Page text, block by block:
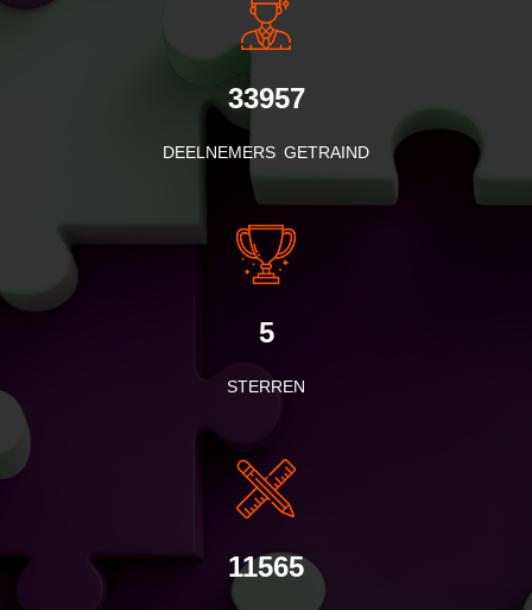
33957
DEELNEMERS GETRAIND
5
STERREN
11565